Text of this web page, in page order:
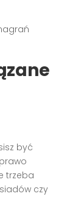
być
trzeba
czy